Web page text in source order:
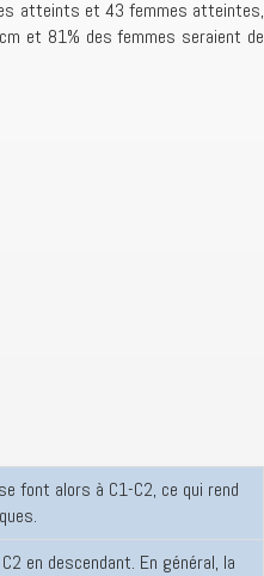
atteints et 43 femmes atteintes,
et 81% des femmes seraient de
font alors à C1-C2, ce qui rend
en descendant. En général, la